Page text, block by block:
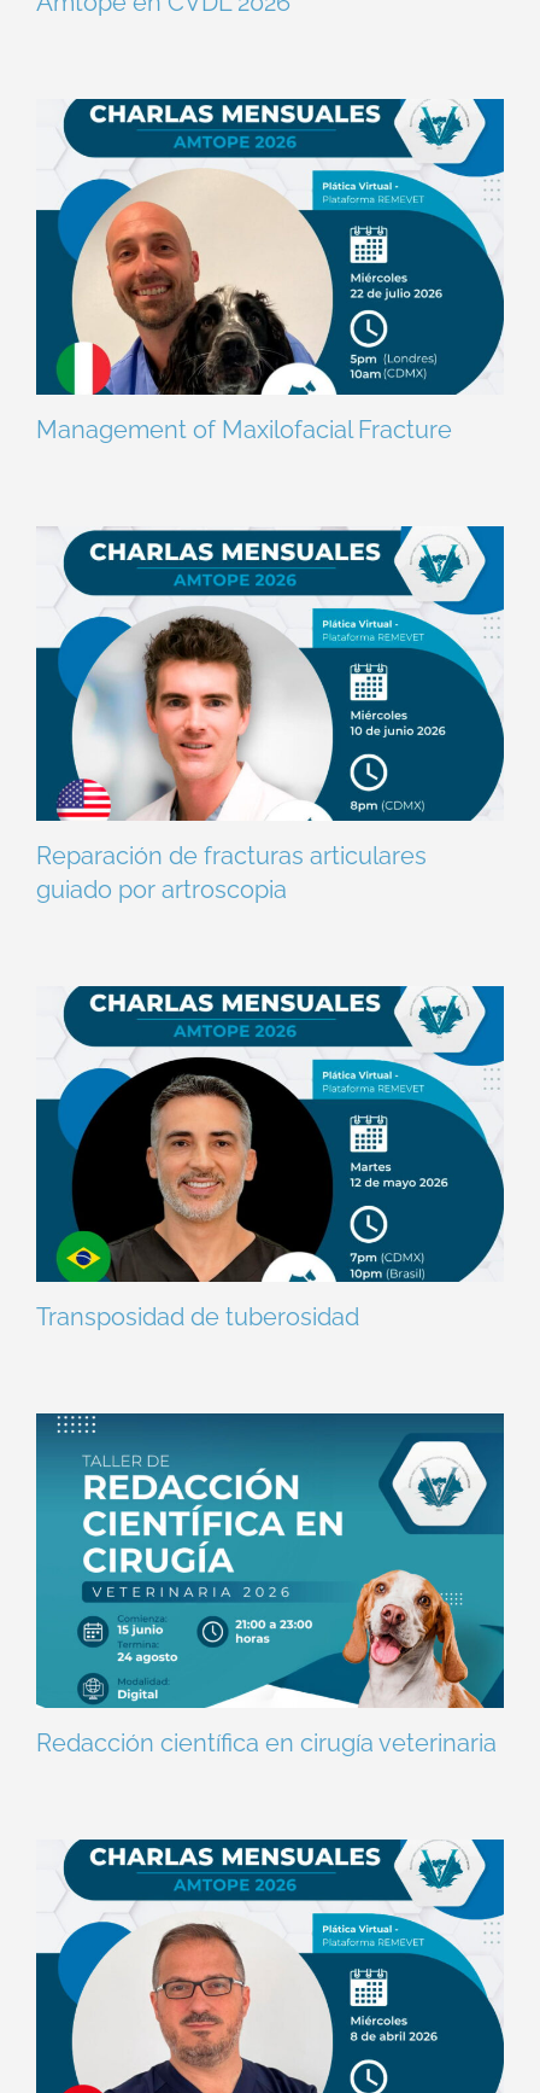
Management of Maxilofacial Fracture
Reparación de fracturas articulares
guiado por artroscopia
Transposidad de tuberosidad
Redacción científica en cirugía veterinaria